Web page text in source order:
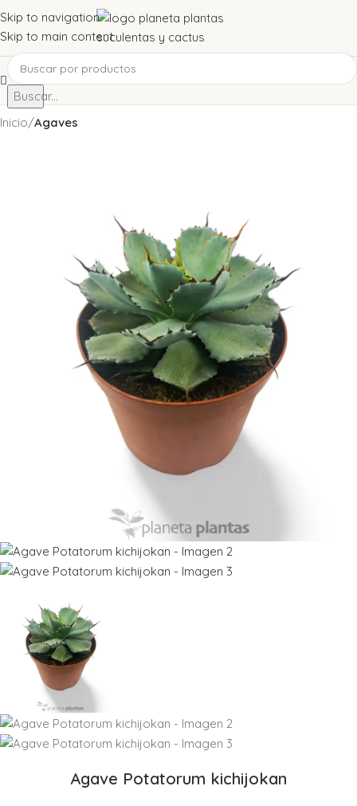
Skip to navigation
Skip to main content
Buscar...
Inicio Agaves
Agave Potatorum kichijokan